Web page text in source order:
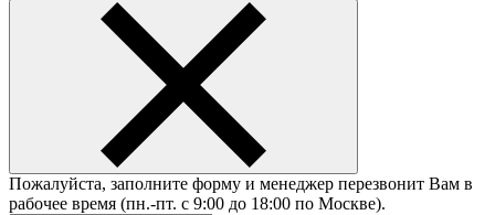
Пожалуйста, заполните форму и менеджер перезвонит Вам в
рабочее время (пн.-пт. с 9:00 до 18:00 по Москве).